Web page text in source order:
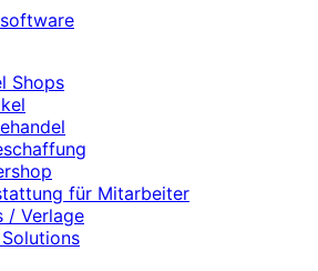
Shops
für Mitarbeiter
/ Verlage